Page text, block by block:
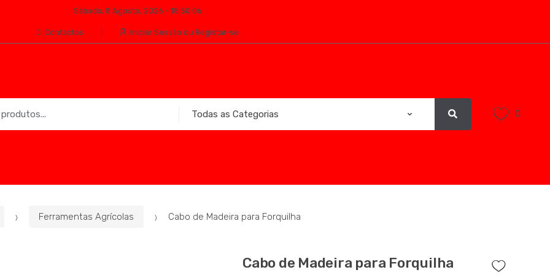
Sábado, 8 Agosto, 2026 - 18:50:06
Contactos Iniciar Sessão ou Registar-se
0
Ferramentas Agrícolas Cabo de Madeira para Forquilha
Cabo de Madeira para Forquilha